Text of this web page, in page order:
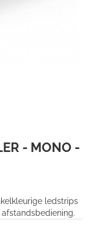
- MONO -
ledstrips
afstandsbediening.